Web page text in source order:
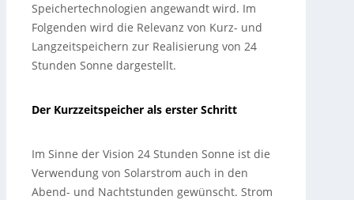
Speichertechnologien angewandt wird. Im
Folgenden wird die Relevanz von Kurz- und
Langzeitspeichern zur Realisierung von 24
Stunden Sonne dargestellt.
Der Kurzzeitspeicher als erster Schritt
Im Sinne der Vision 24 Stunden Sonne ist die
Verwendung von Solarstrom auch in den
Abend- und Nachtstunden gewünscht. Strom